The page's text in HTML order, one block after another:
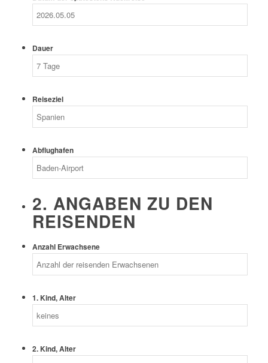
Dauer
Reiseziel
Abflughafen
2. ANGABEN ZU DEN
REISENDEN
Anzahl Erwachsene
1. Kind, Alter
2. Kind, Alter